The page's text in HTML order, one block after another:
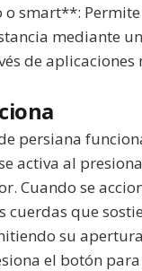
smart**:
mediante
de aplicaciones
persiana
activa al
Cuando se
cuerdas que
su
el botón